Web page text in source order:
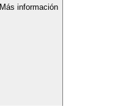
Más información